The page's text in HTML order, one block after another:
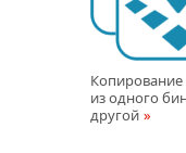
из одного
другой